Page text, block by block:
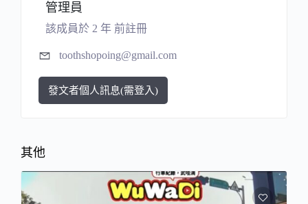
管理員
該成員於 2 年 前註冊
toothshopoing@gmail.com
發文者個人訊息(需登入)
其他